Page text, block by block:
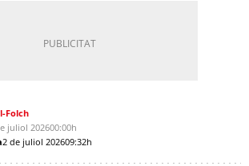
Folch
juliol 202600:00h
2 de juliol 202609:32h